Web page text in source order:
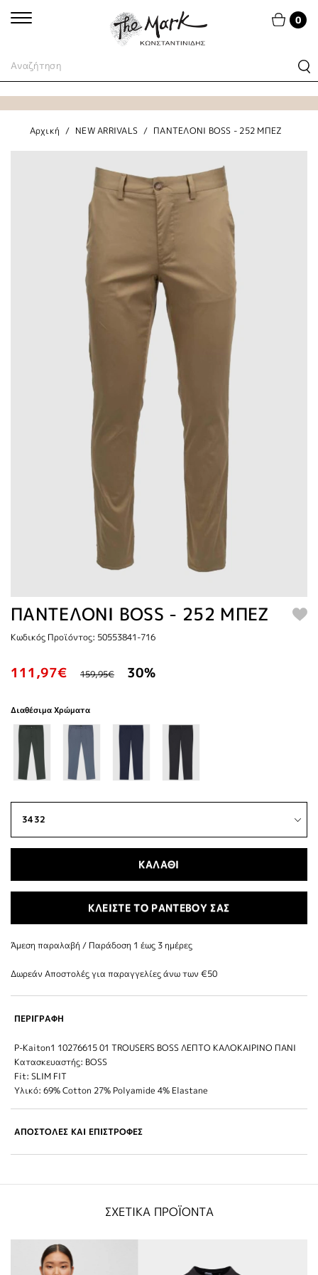
0
Αρχική NEW ARRIVALS ΠΑΝΤΕΛΟΝΙ BOSS - 252 ΜΠΕΖ
ΠΑΝΤΕΛΟΝΙ BOSS - 252 ΜΠΕΖ
Κωδικός Προϊόντος: 50553841-716
111,97€ 159,95€ 30%
Διαθέσιμα Χρώματα
ΚΑΛΑΘΙ
ΚΛΕΙΣΤΕ ΤΟ ΡΑΝΤΕΒΟΥ ΣΑΣ
Άμεση παραλαβή / Παράδoση 1 έως 3 ημέρες
Δωρεάν Αποστολές για παραγγελίες άνω των €50
ΠΕΡΙΓΡΑΦΗ
P-Kaiton1 10276615 01 TROUSERS BOSS ΛΕΠΤΟ ΚΑΛΟΚΑΙΡΙΝΟ ΠΑΝΙ
Κατασκευαστής: BOSS
Fit: SLIM FIT
Υλικό: 69% Cotton 27% Polyamide 4% Elastane
ΑΠΟΣΤΟΛΕΣ ΚΑΙ ΕΠΙΣΤΡΟΦΕΣ
ΣΧΕΤΙΚΑ ΠΡΟΪΟΝΤΑ